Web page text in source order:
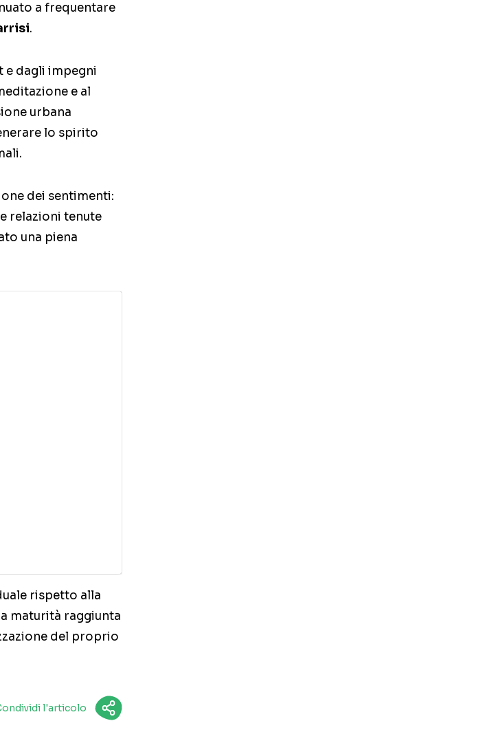
a frequentare
.
e dagli impegni
e al
urbana
lo spirito
dei sentimenti:
relazioni tenute
una piena
rispetto alla
maturità raggiunta
del proprio
l'articolo